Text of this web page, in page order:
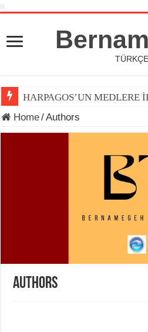
TÜRKÇE
HARPAGOS’UN MEDLERE
Home/Authors
Authors